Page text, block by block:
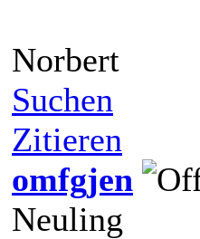
Norbert
Suchen
Zitieren
omfgjen
Neuling